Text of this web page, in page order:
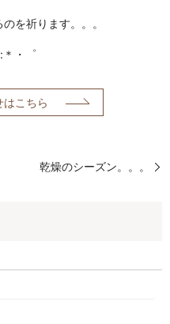
を祈ります。。。
・゜
はこちら
乾燥のシーズン。。。